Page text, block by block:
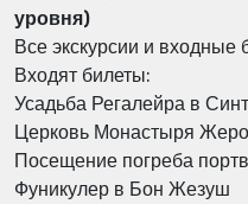
уровня)
Все экскурсии и
Входят билеты:
Усадьба Регалейра в
Церковь Монастыря
Посещение погреба
Фуникулер в Бон Жезуш